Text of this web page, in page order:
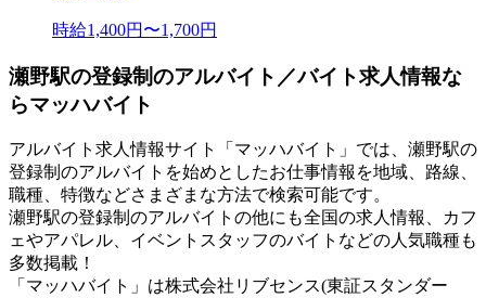
時給1,400円〜1,700円
瀬野駅の登録制のアルバイト／バイト求人情報な
らマッハバイト
アルバイト求人情報サイト「マッハバイト」では、瀬野駅の
登録制のアルバイトを始めとしたお仕事情報を地域、路線、
職種、特徴などさまざまな方法で検索可能です。
瀬野駅の登録制のアルバイトの他にも全国の求人情報、カフ
ェやアパレル、イベントスタッフのバイトなどの人気職種も
多数掲載！
「マッハバイト」は株式会社リブセンス(東証スタンダー